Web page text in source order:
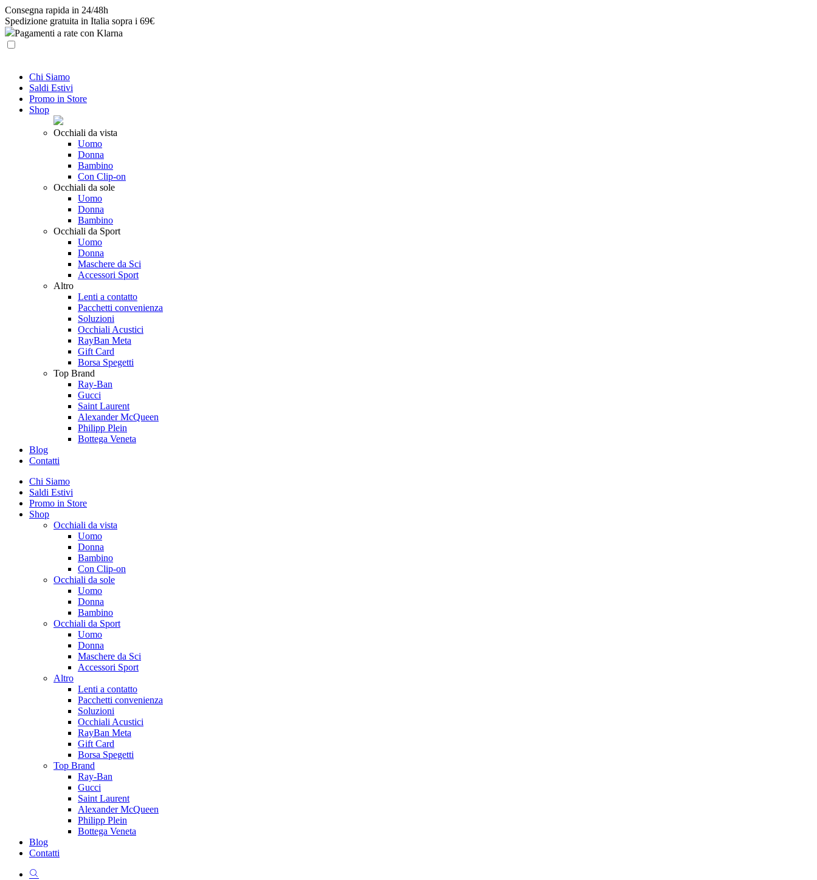
Skip
to
content
Consegna rapida in 24/48h
Spedizione gratuita in Italia sopra i 69€
Pagamenti a rate con Klarna
Chi Siamo
Saldi Estivi
Promo in Store
Shop
Occhiali da vista
Uomo
Donna
Bambino
Con Clip-on
Occhiali da sole
Uomo
Donna
Bambino
Occhiali da Sport
Uomo
Donna
Maschere da Sci
Accessori Sport
Altro
Lenti a contatto
Pacchetti convenienza
Soluzioni
Occhiali Acustici
RayBan Meta
Gift Card
Borsa Spegetti
Top Brand
Ray-Ban
Gucci
Saint Laurent
Alexander McQueen
Philipp Plein
Bottega Veneta
Blog
Contatti
Chi Siamo
Saldi Estivi
Promo in Store
Shop
Occhiali da vista
Uomo
Donna
Bambino
Con Clip-on
Occhiali da sole
Uomo
Donna
Bambino
Occhiali da Sport
Uomo
Donna
Maschere da Sci
Accessori Sport
Altro
Lenti a contatto
Pacchetti convenienza
Soluzioni
Occhiali Acustici
RayBan Meta
Gift Card
Borsa Spegetti
Top Brand
Ray-Ban
Gucci
Saint Laurent
Alexander McQueen
Philipp Plein
Bottega Veneta
Blog
Contatti